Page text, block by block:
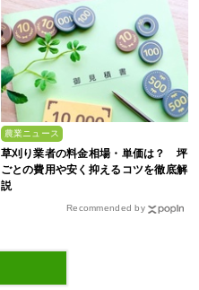
農業ニュース
草刈り業者の料金相場・単価は？ 坪
ごとの費用や安く抑えるコツを徹底解
説
Recommended by